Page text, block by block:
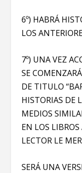
6º) HABRÁ
LOS
7º) UNA VEZ
SE
DE TITULO
HISTORIAS DE
MEDIOS
EN LOS LIBROS
LECTOR LE
SERÁ UNA